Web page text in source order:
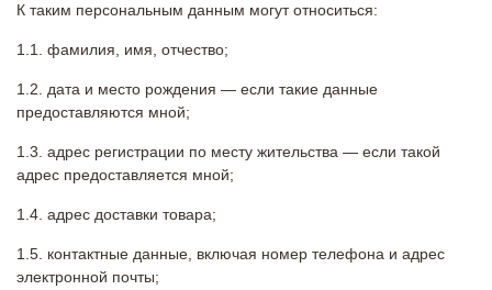
К таким персональным данным могут относиться:
фамилия, имя, отчество;
дата и место рождения — если такие данные
предоставляются мной;
адрес регистрации по месту жительства — если такой
адрес предоставляется мной;
адрес доставки товара;
контактные данные, включая номер телефона и адрес
электронной почты;